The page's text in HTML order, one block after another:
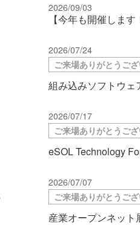
2026/09/03
【今年も開催しま
2026/07/24
ご来場ありがとうご
組み込みソフトウェ
2026/07/17
ご来場ありがとうご
eSOL Technology
2026/07/07
ご来場ありがとうご
産業オープンネッ